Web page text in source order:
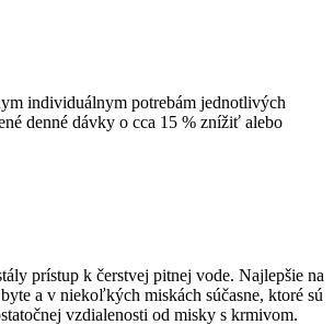
individuálnym potrebám jednotlivých
denné dávky o cca 15 % znížiť alebo
prístup k čerstvej pitnej vode. Najlepšie na
a v niekoľkých miskách súčasne, ktoré sú
vzdialenosti od misky s krmivom.